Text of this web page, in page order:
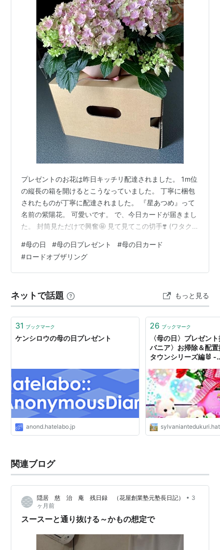
プレゼントのお花は昨日キッチリ配達されました。 1m位
の縦長の箱を開けるとこうなっていました。 丁寧に梱包
されたものが丁寧に配達されました。 『星あつめ』って
名前の紫陽花。 可愛いです。 で、今日カードが届きまし
た。 封筒見ただけで興奮🤩 見て見てこの切手❣️ (ワタク
てもわかる？😅❤️Viggo が演じてたAragorn❤️のファンで
すの。 (原作のAragorn とは違うけど) かわゆいカード。
Your lovely mother と Your lovely daughter 🤣🤣🤣
#母の日 #母の日プレゼント #母の日カード
#ロードオブザリング
ネットで話題 もっと見る
31 ブックマーク
ケンシロウの母の日プレゼント
anond.hatelabo.jp
26 ブックマーク
〈母の日〉プレゼン
バニア〉お掃除＆配
タウンシリーズ編🐰 -
関連ブログ
隠居 慈 治 庵 残日録 （花屋創業塾元塾長日記） • 3
ヶ月前
スースーと通り抜ける～かもの想定で